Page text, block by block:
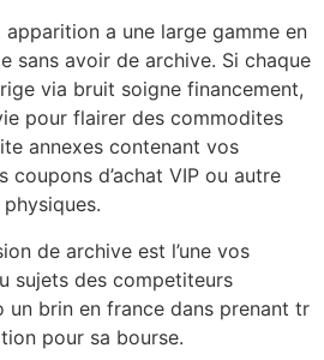
a une large gamme en
sans avoir de archive. Si chaque
via bruit soigne financement,
pour flairer des commodites
annexes contenant vos
coupons d’achat VIP ou autre
de archive est l’une vos
sujets des competiteurs
un brin en france dans prenant tr
pour sa bourse.